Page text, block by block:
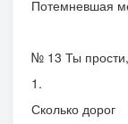
Потемневшая
№ 13 Ты
1.
Сколько дорог